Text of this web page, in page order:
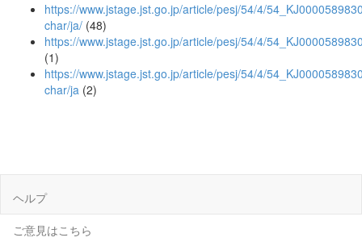
https://www.jstage.jst.go.jp/article/pesj/54/4/
char/ja/ (48)
https://www.jstage.jst.go.jp/article/pesj/54/4/
(1)
https://www.jstage.jst.go.jp/article/pesj/54/4/
char/ja (2)
ヘルプ
ご意見はこちら